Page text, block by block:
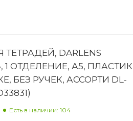
DARLENS
1 ОТДЕЛЕНИЕ, А5,
БЕЗ РУЧЕК, АССОРТИ DL-
Есть в наличии: 104